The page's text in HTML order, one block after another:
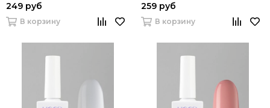
249 руб
В корзину
259 руб
В корзину